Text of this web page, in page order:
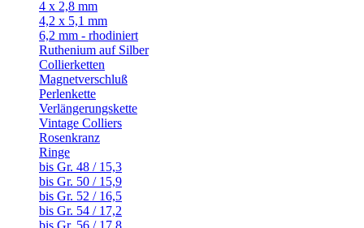
4 x 2,8 mm
4,2 x 5,1 mm
6,2 mm - rhodiniert
Ruthenium auf Silber
Collierketten
Magnetverschluß
Perlenkette
Verlängerungskette
Vintage Colliers
Rosenkranz
Ringe
bis Gr. 48 / 15,3
bis Gr. 50 / 15,9
bis Gr. 52 / 16,5
bis Gr. 54 / 17,2
bis Gr. 56 / 17,8